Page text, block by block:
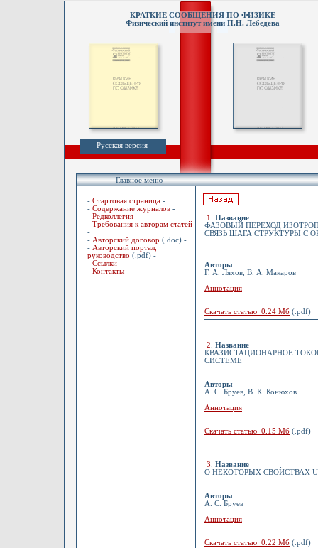
КРАТКИЕ СООБЩЕНИЯ ПО ФИЗИКЕ
Физический институт имени П.Н. Лебедева
Русская версия
Главное меню
- Стартовая страница -
- Содержание журналов -
- Редколлегия -
- Требования к авторам статей
-
- Авторский договор (.doc) -
- Авторский портал,
руководство (.pdf) -
- Ссылки -
- Контакты -
1
Название
ФАЗОВЫЙ ПЕРЕХОД
СВЯЗЬ ШАГА СТРУКТУРЫ С
Авторы
Г. А. Ляхов, В. А. Макаров
Аннотация
Скачать статью 0.24 Мб (.pdf)
2
Название
КВАЗИСТАЦИОНАРНОЕ
СИСТЕМЕ
Авторы
А. С. Бруев, В. К. Конюхов
Аннотация
Скачать статью 0.15 Мб (.pdf)
3
Название
О НЕКОТОРЫХ СВОЙСТВАХ
Авторы
А. С. Бруев
Аннотация
Скачать статью 0.22 Мб (.pdf)